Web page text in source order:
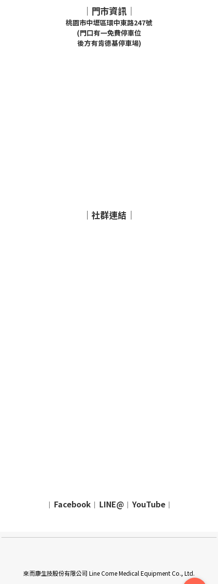
｜門市資訊｜
桃園市中壢區環中東路247號
(門口有一免費停車位
後方有肯德基停車場)
｜社群連結｜
｜ Facebook ｜ LINE@ ｜ YouTube ｜
來而康生技股份有限公司 Line Come Medical Equipment Co., Ltd.